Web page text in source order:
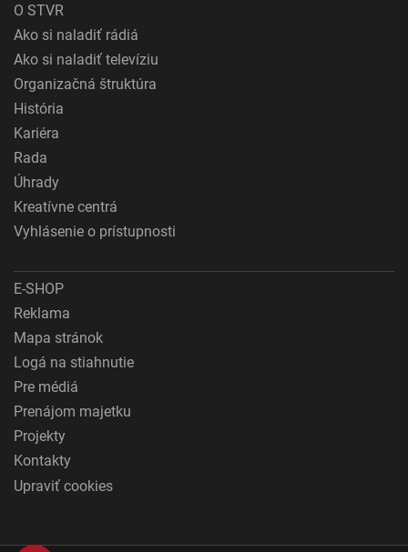
O STVR
Ako si naladiť rádiá
Ako si naladiť televíziu
Organizačná štruktúra
História
Kariéra
Rada
Úhrady
Kreatívne centrá
Vyhlásenie o prístupnosti
E-SHOP
Reklama
Mapa stránok
Logá na stiahnutie
Pre médiá
Prenájom majetku
Projekty
Kontakty
Upraviť cookies